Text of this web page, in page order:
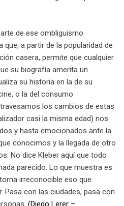
de ese ombliguismo
a partir de la popularidad de
casera, permite que cualquier
su biografía amerita un
su historia en la de su
o la del consumo
los cambios de estas
casi la misma edad) nos
y hasta emocionados ante la
conocimos y la llegada de otro
No dice Kleber aquí que todo
parecido. Lo que muestra es
irreconocible eso que
Pasa con las ciudades, pasa con
(Diego Lerer –